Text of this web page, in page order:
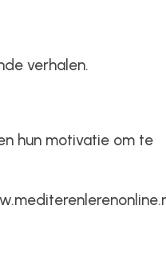
verhalen.
hun motivatie om te